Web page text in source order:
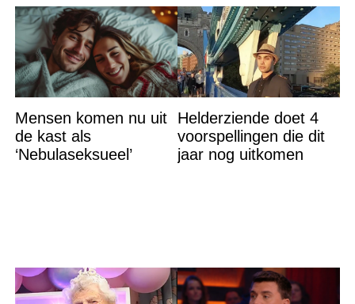
Mensen komen nu uit
de kast als
‘Nebulaseksueel’
Helderziende doet 4
voorspellingen die dit
jaar nog uitkomen